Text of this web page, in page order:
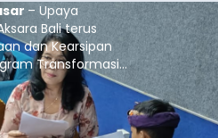
– Upaya
Bali terus
dan Kearsipan
Transformasi
Sosial (TPBIS).
kelas IV dan V SD
pelatihan